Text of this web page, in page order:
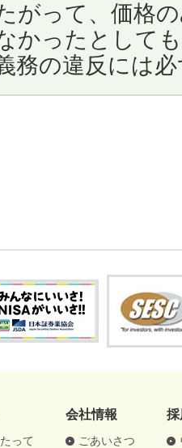
がって、価格
かったとして
務の違反には
って
会社情報
ごあいさつ